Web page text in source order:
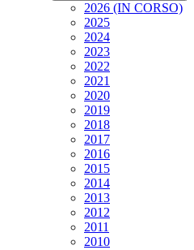
2026 (IN CORSO)
2025
2024
2023
2022
2021
2020
2019
2018
2017
2016
2015
2014
2013
2012
2011
2010